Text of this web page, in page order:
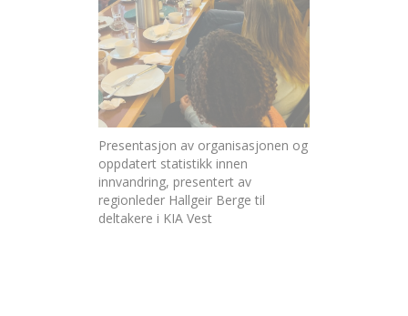
Presentasjon av organisasjonen og
oppdatert statistikk innen
innvandring, presentert av
regionleder Hallgeir Berge til
deltakere i KIA Vest